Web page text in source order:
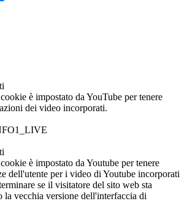
è impostato da YouTube per tenere
dei video incorporati.
è impostato da Youtube per tenere
dell'utente per i video di Youtube incorporati
se il visitatore del sito web sta
la vecchia versione dell'interfaccia di